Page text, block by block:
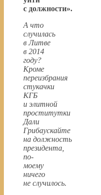
с должности».
А что
случилась
в Литве
в 2014
году?
Кроме
переизбрания
стукачки
КГБ
и элитной
проститутки
Дали
Грибаускайте
на должность
президента,
по-
моему
ничего
не случилось.